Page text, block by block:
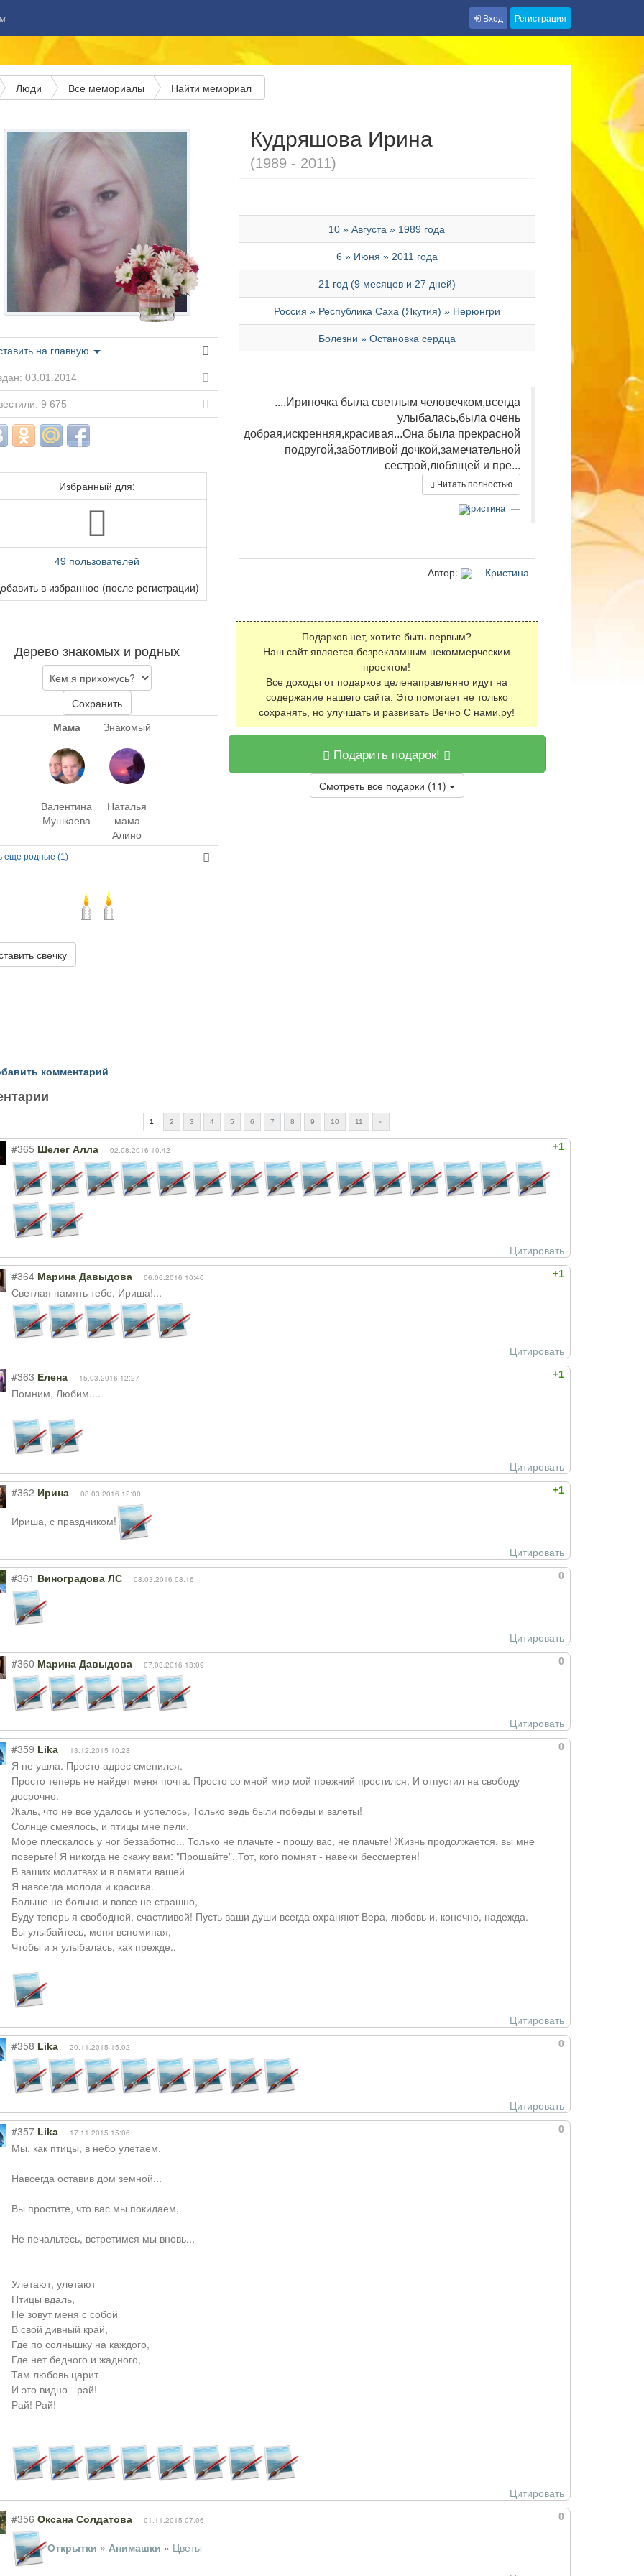
Вход Регистрация
Люди Все мемориалы Найти мемориал
на главную
03.01.2014
9 675
Избранный для:
49 пользователей
в избранное (после регистрации)
Дерево знакомых и родных
Сохранить
Мама
Валентина
Мушкаева
Знакомый
Наталья
мама
Алино
еще родные (1)
свечку
Кудряшова Ирина
(1989 - 2011)
10 » Августа » 1989 года
6 » Июня » 2011 года
21 год (9 месяцев и 27 дней)
Россия » Республика Саха (Якутия) » Нерюнгри
Болезни » Остановка сердца
....Ириночка была светлым человечком,всегда
улыбалась,была очень
добрая,искренняя,красивая...Она была прекрасной
подругой,заботливой дочкой,замечательной
сестрой,любящей и пре...
Читать полностью
Кристина
Автор: Кристина
Подарков нет, хотите быть первым?
Наш сайт является безрекламным некоммерческим
проектом!
Все доходы от подарков целенаправленно идут на
содержание нашего сайта. Это помогает не только
сохранять, но улучшать и развивать Вечно С нами.ру!
Подарить подарок!
Смотреть все подарки (11)
комментарий
1 2 3 4 5 6 7 8 9 10 11 »
+1
#365 Шелег Алла 02.08.2016 10:42
Цитировать
+1
#364 Марина Давыдова 06.06.2016 10:46
Светлая память тебе, Ириша!...
Цитировать
+1
#363 Елена 15.03.2016 12:27
Помним, Любим....
Цитировать
+1
#362 Ирина 08.03.2016 12:00
Ириша, с праздником!
Цитировать
0
#361 Виноградова ЛС 08.03.2016 08:16
Цитировать
0
#360 Марина Давыдова 07.03.2016 13:09
Цитировать
0
#359 Lika 13.12.2015 10:28
Я не ушла. Просто адрес сменился.
Просто теперь не найдет меня почта. Просто со мной мир мой прежний простился, И отпустил на свободу
досрочно.
Жаль, что не все удалось и успелось, Только ведь были победы и взлеты!
Солнце смеялось, и птицы мне пели,
Море плескалось у ног беззаботно... Только не плачьте - прошу вас, не плачьте! Жизнь продолжается, вы мне
поверьте! Я никогда не скажу вам: "Прощайте". Тот, кого помнят - навеки бессмертен!
В ваших молитвах и в памяти вашей
Я навсегда молода и красива.
Больше не больно и вовсе не страшно,
Буду теперь я свободной, счастливой! Пусть ваши души всегда охраняют Вера, любовь и, конечно, надежда.
Вы улыбайтесь, меня вспоминая,
Чтобы и я улыбалась, как прежде..
Цитировать
0
#358 Lika 20.11.2015 15:02
Цитировать
0
#357 Lika 17.11.2015 15:06
Мы, как птицы, в небо улетаем,
Навсегда оставив дом земной...
Вы простите, что вас мы покидаем,
Не печальтесь, встретимся мы вновь...
Улетают, улетают
Птицы вдаль,
Не зовут меня с собой
В свой дивный край,
Где по солнышку на каждого,
Где нет бедного и жадного,
Там любовь царит
И это видно - рай!
Рай! Рай!
Цитировать
0
#356 Оксана Солдатова 01.11.2015 07:06
Открытки » Анимашки » Цветы